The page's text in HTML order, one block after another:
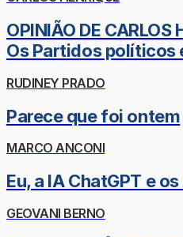
OPINIÃO DE CARLOS
Os Partidos políticos
RUDINEY PRADO
Parece que foi ontem
MARCO ANCONI
Eu, a IA ChatGPT e
GEOVANI BERNO